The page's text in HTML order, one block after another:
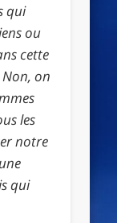
qui
ou
cette
Non, on
les
notre
qui